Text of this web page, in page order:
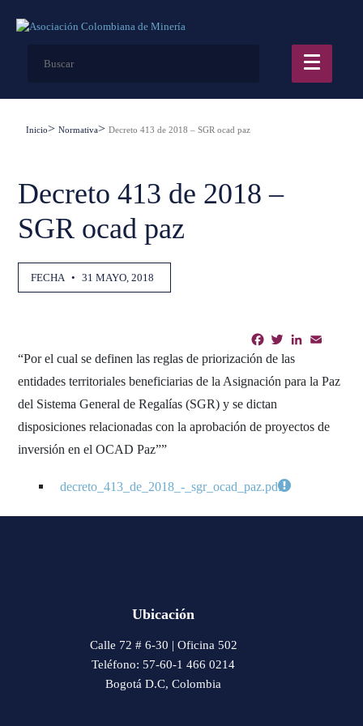
Inicio Normativa Decreto 413 de 2018 – SGR ocad paz
Decreto 413 de 2018 –
SGR ocad paz
FECHA • 31 MAYO, 2018
FacebookTwitterLinkedIn
“Por el cual se definen las reglas de priorización de las
entidades territoriales beneficiarias de la Asignación para la Paz
del Sistema General de Regalías (SGR) y se dictan
disposiciones relacionadas con la aprobación de proyectos de
inversión en el OCAD Paz””
decreto_413_de_2018_-_sgr_ocad_paz.pdf
Ubicación
Calle 72 # 6-30 | Oficina 502
Teléfono: 57-60-1 466 0214
Bogotá D.C, Colombia